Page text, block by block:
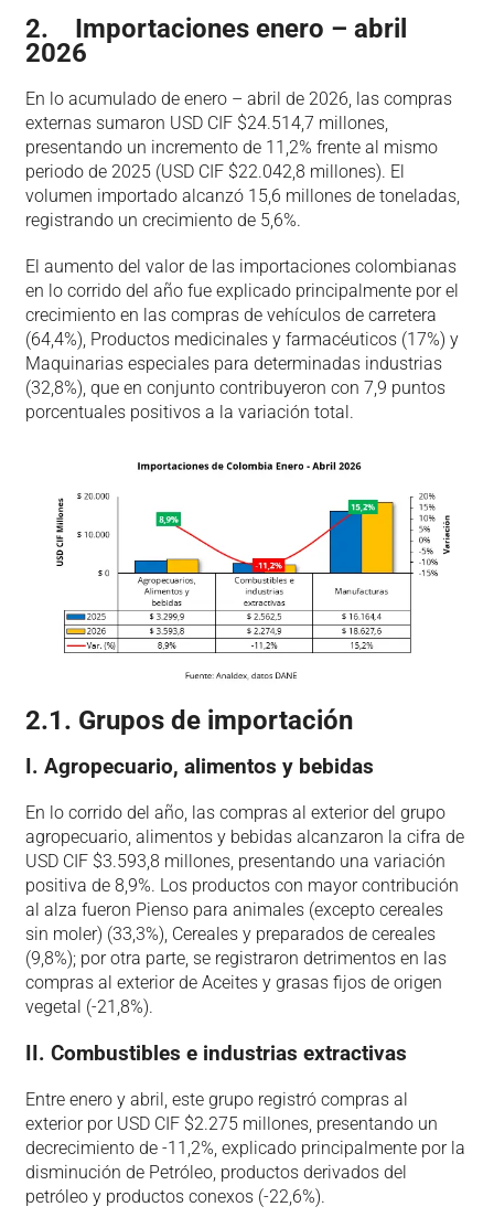
2. Importaciones enero – abril
2026
En lo acumulado de enero – abril de 2026, las compras
externas sumaron USD CIF $24.514,7 millones,
presentando un incremento de 11,2% frente al mismo
periodo de 2025 (USD CIF $22.042,8 millones). El
volumen importado alcanzó 15,6 millones de toneladas,
registrando un crecimiento de 5,6%.
El aumento del valor de las importaciones colombianas
en lo corrido del año fue explicado principalmente por el
crecimiento en las compras de vehículos de carretera
(64,4%), Productos medicinales y farmacéuticos (17%) y
Maquinarias especiales para determinadas industrias
(32,8%), que en conjunto contribuyeron con 7,9 puntos
porcentuales positivos a la variación total.
2.1. Grupos de importación
I. Agropecuario, alimentos y bebidas
En lo corrido del año, las compras al exterior del grupo
agropecuario, alimentos y bebidas alcanzaron la cifra de
USD CIF $3.593,8 millones, presentando una variación
positiva de 8,9%. Los productos con mayor contribución
al alza fueron Pienso para animales (excepto cereales
sin moler) (33,3%), Cereales y preparados de cereales
(9,8%); por otra parte, se registraron detrimentos en las
compras al exterior de Aceites y grasas fijos de origen
vegetal (-21,8%).
II. Combustibles e industrias extractivas
Entre enero y abril, este grupo registró compras al
exterior por USD CIF $2.275 millones, presentando un
decrecimiento de -11,2%, explicado principalmente por la
disminución de Petróleo, productos derivados del
petróleo y productos conexos (-22,6%).